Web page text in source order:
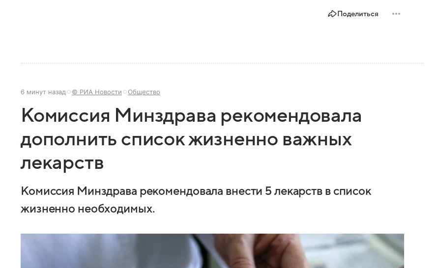
Поделиться
6 минут назад © РИА Новости Общество
Комиссия Минздрава рекомендовала
дополнить список жизненно важных
лекарств
Комиссия Минздрава рекомендовала внести 5 лекарств в список
жизненно необходимых.